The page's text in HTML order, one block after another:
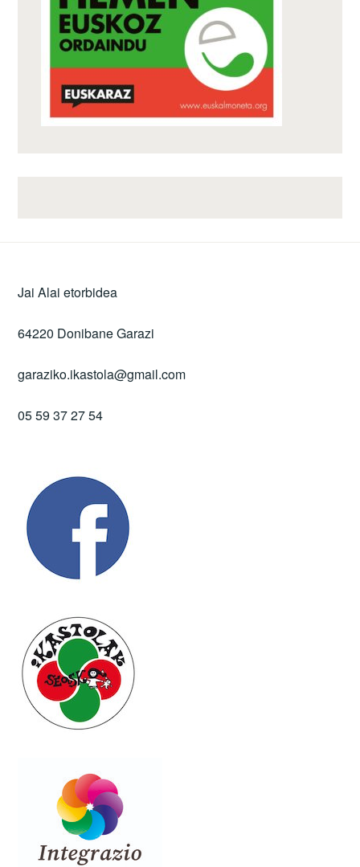
Jai Alai etorbidea
64220 Donibane Garazi
garaziko.ikastola@gmail.com
05 59 37 27 54